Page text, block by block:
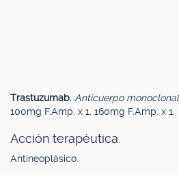
Trastuzumab. Anticuerpo
100mg F.Amp. x 1. 160mg F.Amp. x 1.
Acción terapéutica.
Antineoplásico.